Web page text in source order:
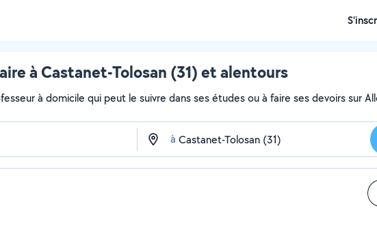
à Castanet-Tolosan (31) et alentours
à domicile qui peut le suivre dans ses études ou à faire ses devoirs sur
à